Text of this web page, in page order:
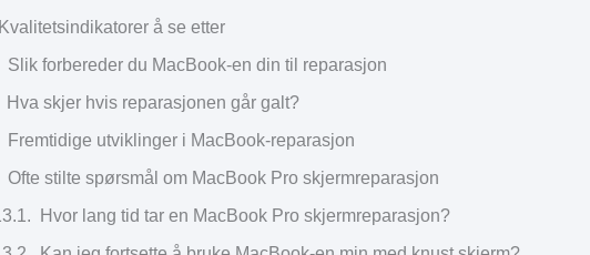
Kvalitetsindikatorer å se etter
Slik forbereder du MacBook-en din til reparasjon
Hva skjer hvis reparasjonen går galt?
Fremtidige utviklinger i MacBook-reparasjon
Ofte stilte spørsmål om MacBook Pro skjermreparasjon
Hvor lang tid tar en MacBook Pro skjermreparasjon?